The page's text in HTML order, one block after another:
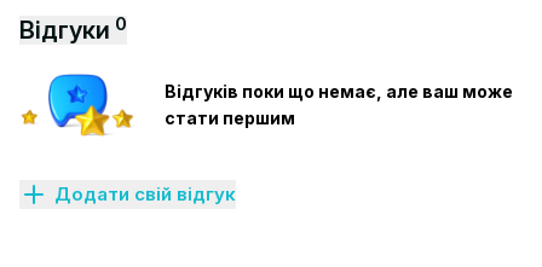
Відгуки 0
Відгуків поки що немає, але ваш може
стати першим
Додати свій відгук